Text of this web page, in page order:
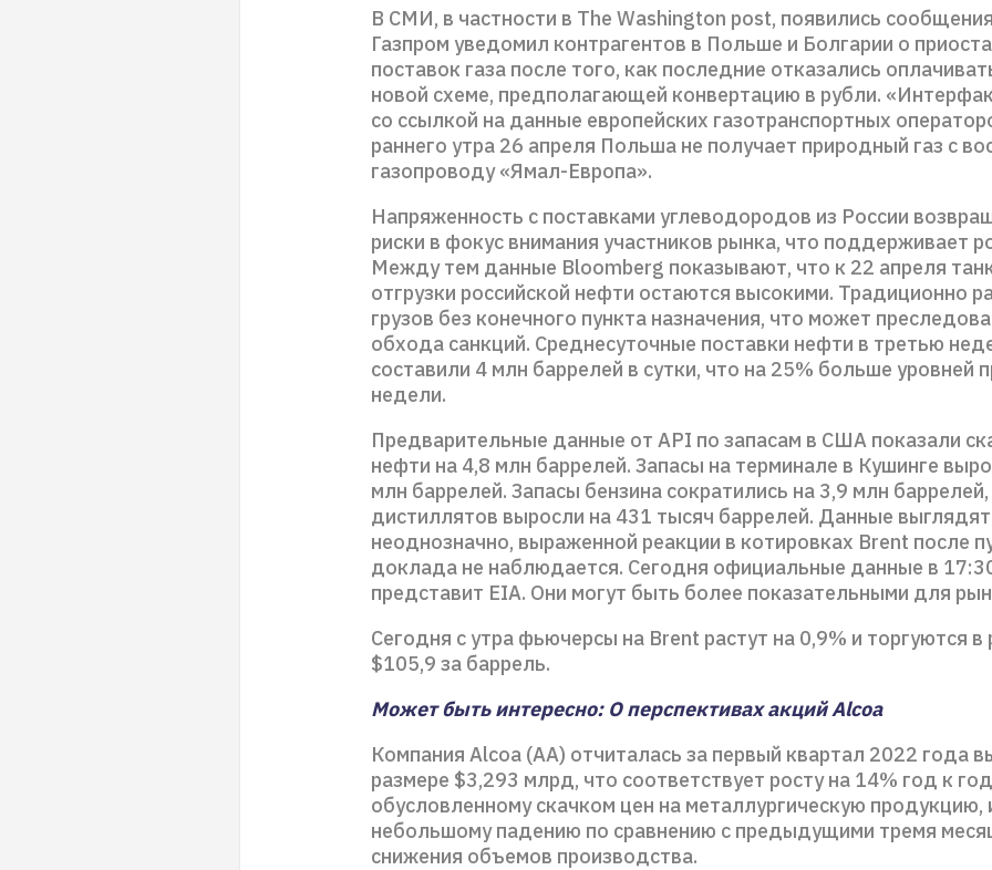
В СМИ, в частности в The Washington post, появились
Газпром уведомил контрагентов в Польше и Болгарии о
поставок газа после того, как последние отказались
новой схеме, предполагающей конвертацию в рубли.
со ссылкой на данные европейских газотранспортных
раннего утра 26 апреля Польша не получает природный газ с
газопроводу «Ямал-Европа».
Напряженность с поставками углеводородов из России
риски в фокус внимания участников рынка, что поддерживает
Между тем данные Bloomberg показывают, что к 22 апреля
отгрузки российской нефти остаются высокими. Традиционно
грузов без конечного пункта назначения, что может
обхода санкций. Среднесуточные поставки нефти в третью
составили 4 млн баррелей в сутки, что на 25% больше уровней
недели.
Предварительные данные от API по запасам в США показали
нефти на 4,8 млн баррелей. Запасы на терминале в Кушинге
млн баррелей. Запасы бензина сократились на 3,9 млн
дистиллятов выросли на 431 тысяч баррелей. Данные выглядят
неоднозначно, выраженной реакции в котировках Brent после
доклада не наблюдается. Сегодня официальные данные в
представит EIA. Они могут быть более показательными для
Сегодня с утра фьючерсы на Brent растут на 0,9% и торгуются в
$105,9 за баррель.
Может быть интересно: О перспективах акций Alcoa
Компания Alcoa (AA) отчиталась за первый квартал 2022 года
размере $3,293 млрд, что соответствует росту на 14% год к
обусловленному скачком цен на металлургическую продукцию,
небольшому падению по сравнению с предыдущими тремя
снижения объемов производства.